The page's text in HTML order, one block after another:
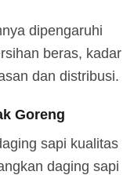
dipengaruhi
beras, kadar
dan distribusi.
Goreng
sapi kualitas
daging sapi